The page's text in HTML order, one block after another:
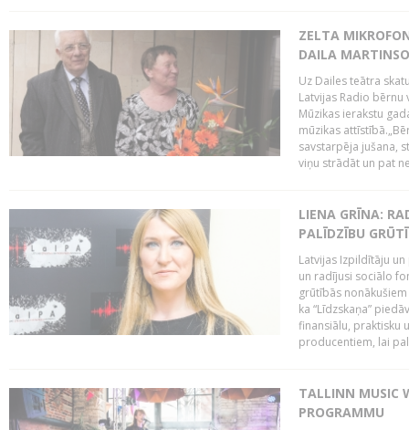
ZELTA
DAILA
Uz Dailes teātra
Latvijas Radio
Mūzikas ierakstu
mūzikas
savstarpēja jušana,
viņu strādāt un pat
LIENA GRĪNA:
PALĪDZĪBU
Latvijas Izpildītāju
un radījusi sociālo
grūtībās
ka “Līdzskaņa”
finansiālu, praktisku
producentiem, lai
TALLINN MUSIC
PROGRAMMU